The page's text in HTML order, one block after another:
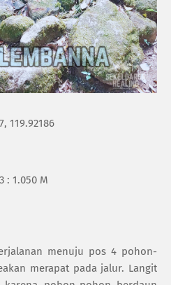
119.92186
: 1.050 M
menuju pos 4 pohon-
merapat pada jalur. Langit